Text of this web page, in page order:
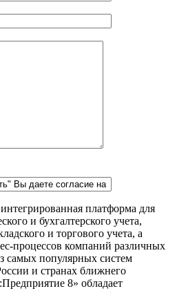
платформа для
и бухгалтерского учета,
и торгового учета, а
процессов компаний различных
самых популярных систем
и странах ближнего
8» обладает